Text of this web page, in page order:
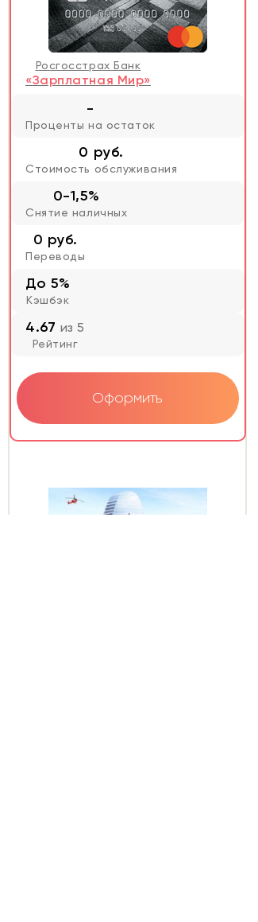
Росгосстрах Банк
«Зарплатная Мир»
-
Проценты на остаток
0 руб.
Стоимость обслуживания
0-1,5%
Снятие наличных
0 руб.
Переводы
До 5%
Кэшбэк
4.67 из 5
Рейтинг
Оформить